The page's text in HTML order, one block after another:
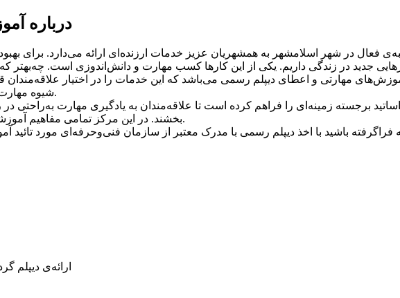
درباره
فعال در شهر اسلامشهر به همشهریان عزیز خدمات ارزنده‌ای ارائه می‌دارد. برای
مهارتی و اعطای دیپلم رسمی می‌باشد که این خدمات را در اختیار علاقه‌مندان
شیوهو ارتباط را اخذ کرد.
اساتید برجسته زمینه‌ای را فراهم کرده است تا علاقه‌مندان به یادگیری مهارت
بخشند. در این مرکز تمامی مفاهیم آموزشی به‌راحتی و با روش‌های اصولی و به‌روز انتقال داده می‌شوند.
ارائه‌ی دیپلم